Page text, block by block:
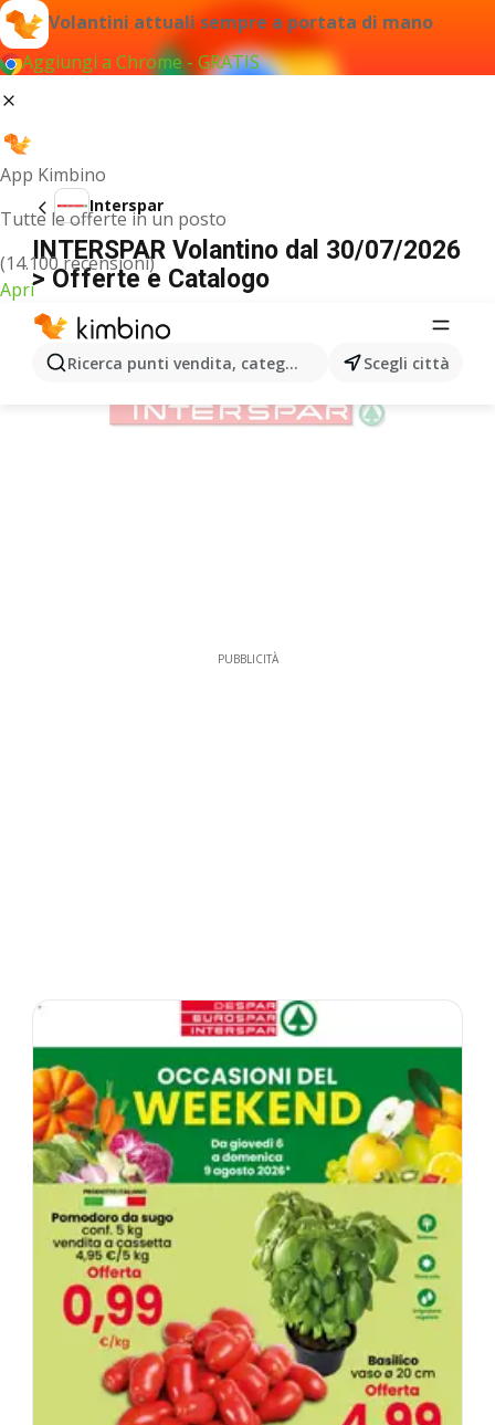
Volantini attuali sempre a portata di mano
Aggiungi a Chrome - GRATIS
App Kimbino
Tutte le offerte in un posto
(14.100 recensioni)
Apri
Ricerca punti vendita, categorie, prodotti...Scegli città
Interspar
INTERSPAR Volantino dal 30/07/2026
> Offerte e Catalogo
PUBBLICITÀ